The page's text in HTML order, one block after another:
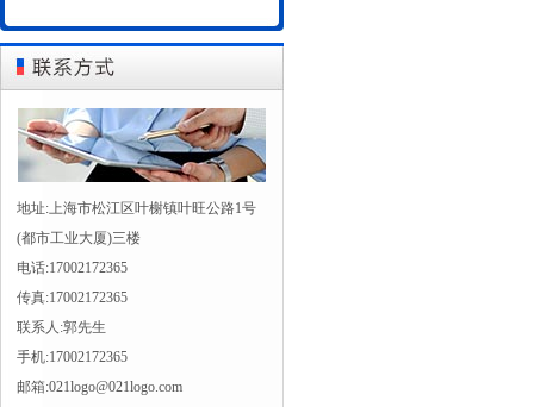
地址:上海市松江区叶榭镇叶旺公路1号
(都市工业大厦)三楼
电话:17002172365
传真:17002172365
联系人:郭先生
手机:17002172365
邮箱:021logo@021logo.com